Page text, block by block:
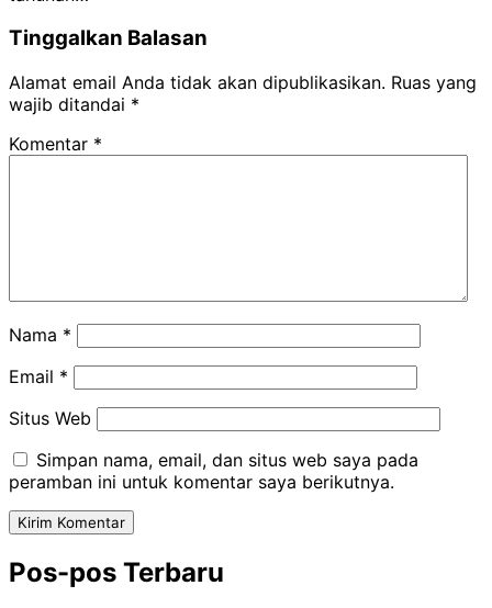
Tinggalkan Balasan
Alamat email Anda tidak akan dipublikasikan. Ruas yang
wajib ditandai *
Komentar *
Nama *
Email *
Situs Web
Simpan nama, email, dan situs web saya pada
peramban ini untuk komentar saya berikutnya.
Pos-pos Terbaru